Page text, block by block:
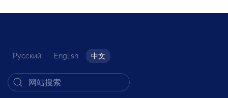
Русский English 中文